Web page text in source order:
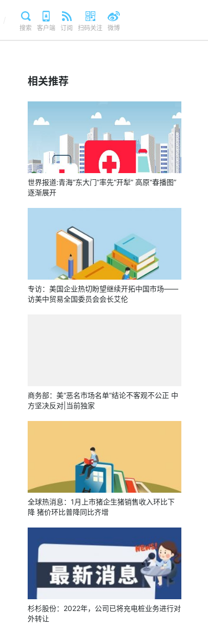
搜索 客户端 订阅 扫码关注 微博
相关推荐
世界报道:青海“东大门”率先“开犁” 高原“春播图”
逐渐展开
专访：美国企业热切盼望继续开拓中国市场——
访美中贸易全国委员会会长艾伦
商务部：美“恶名市场名单”结论不客观不公正 中
方坚决反对|当前独家
全球热消息：1月上市猪企生猪销售收入环比下
降 猪价环比普降同比齐增
杉杉股份：2022年，公司已将充电桩业务进行对
外转让